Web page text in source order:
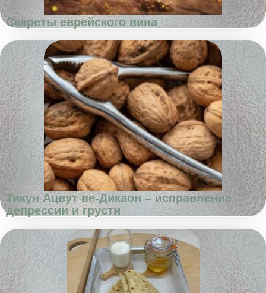
Секреты еврейского вина
Тикун Ацвут ве-Дикаон – исправление
депрессии и грусти